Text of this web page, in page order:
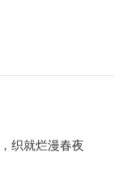
织就烂漫春夜